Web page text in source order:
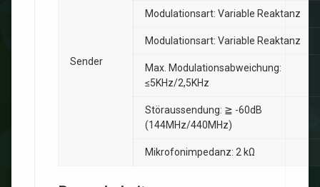
Sender
Modulationsart: Variable Reaktanz
Modulationsart: Variable Reaktanz
Max. Modulationsabweichung:
≤5KHz/2,5KHz
Störaussendung: ≧ -60dB
(144MHz/440MHz)
Mikrofonimpedanz: 2 kΩ